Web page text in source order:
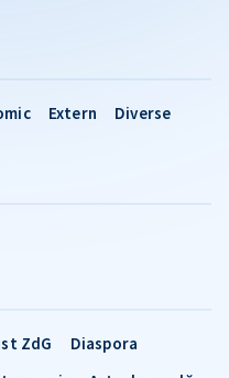
Extern Diverse
ZdG
Diaspora